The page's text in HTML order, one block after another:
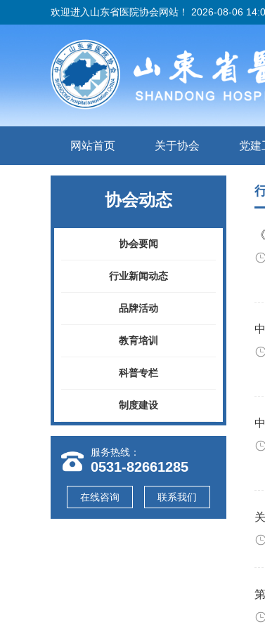
欢迎进入山东省医院协会网站！ 2026-08-06
网站首页 关于协会 党建
协会动态
协会要闻
行业新闻动态
品牌活动
教育培训
科普专栏
制度建设
服务热线：
0531-82661285
在线咨询 联系我们